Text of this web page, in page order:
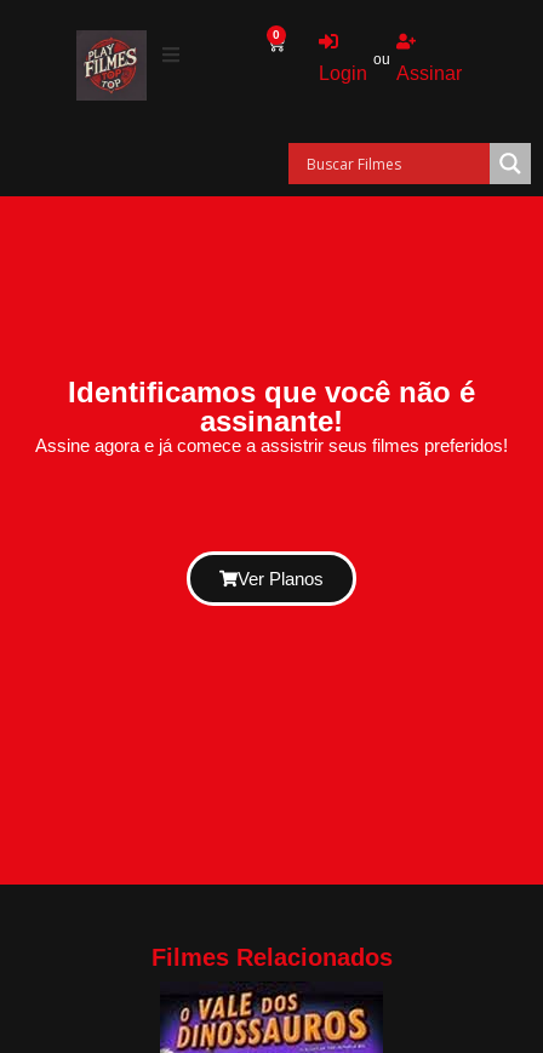
0
Login
ou
Assinar
Identificamos que você não é
assinante!
Assine agora e já comece a assistrir seus filmes preferidos!
Ver Planos
Filmes Relacionados